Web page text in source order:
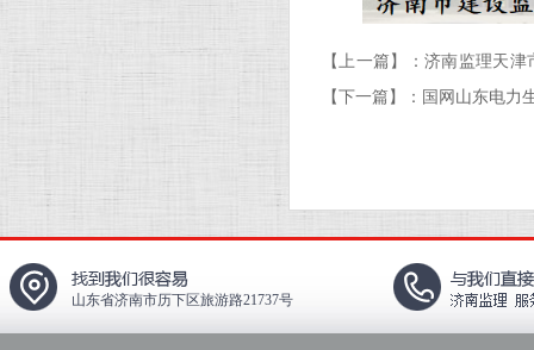
【上一篇】： 济南监理天津
【下一篇】： 国网山东电力
山东省济南市历下区旅游路21737号